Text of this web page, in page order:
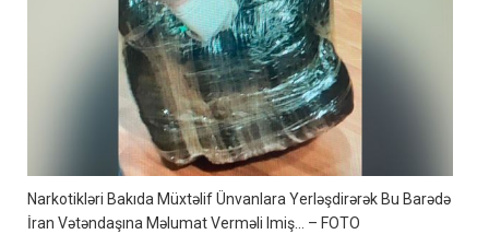
Narkotikləri Bakıda Müxtəlif Ünvanlara Yerləşdirərək Bu Barədə
İran Vətəndaşına Məlumat Verməli Imiş… – FOTO